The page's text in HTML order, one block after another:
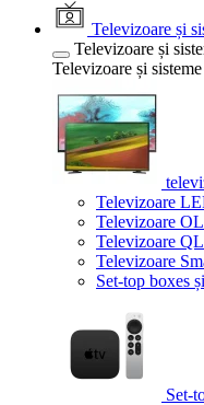
Televizoare și
Televizoare și
Televizoare și
Televizoare
Televizoare
Televizoare
Televizoare
Set-top boxes
Set-